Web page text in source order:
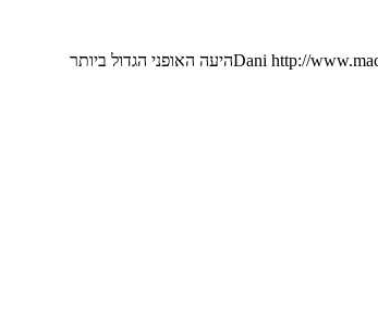
Dani http:// היעה האופני הגדול ביותר